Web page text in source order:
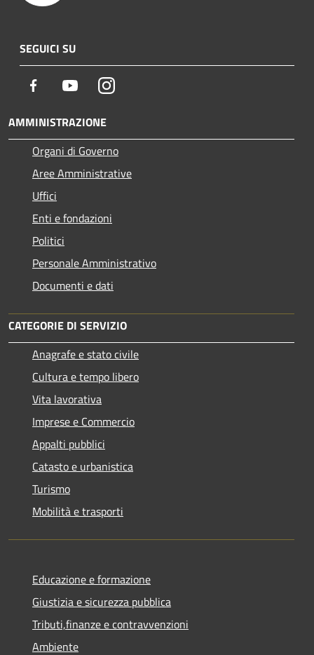
SEGUICI SU
Facebook YoutubeInstagram
AMMINISTRAZIONE
Organi di Governo
Aree Amministrative
Uffici
Enti e fondazioni
Politici
Personale Amministrativo
Documenti e dati
CATEGORIE DI SERVIZIO
Anagrafe e stato civile
Cultura e tempo libero
Vita lavorativa
Imprese e Commercio
Appalti pubblici
Catasto e urbanistica
Turismo
Mobilità e trasporti
Educazione e formazione
Giustizia e sicurezza pubblica
Tributi,finanze e contravvenzioni
Ambiente